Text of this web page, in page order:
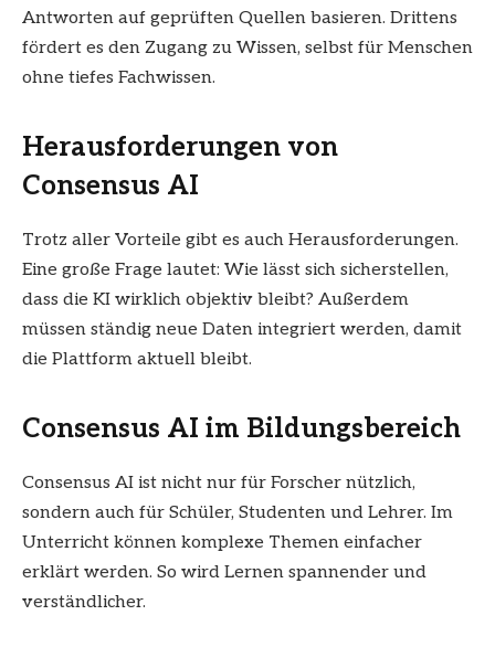
Antworten auf geprüften Quellen basieren. Drittens
fördert es den Zugang zu Wissen, selbst für Menschen
ohne tiefes Fachwissen.
Herausforderungen von
Consensus AI
Trotz aller Vorteile gibt es auch Herausforderungen.
Eine große Frage lautet: Wie lässt sich sicherstellen,
dass die KI wirklich objektiv bleibt? Außerdem
müssen ständig neue Daten integriert werden, damit
die Plattform aktuell bleibt.
Consensus AI im Bildungsbereich
Consensus AI ist nicht nur für Forscher nützlich,
sondern auch für Schüler, Studenten und Lehrer. Im
Unterricht können komplexe Themen einfacher
erklärt werden. So wird Lernen spannender und
verständlicher.